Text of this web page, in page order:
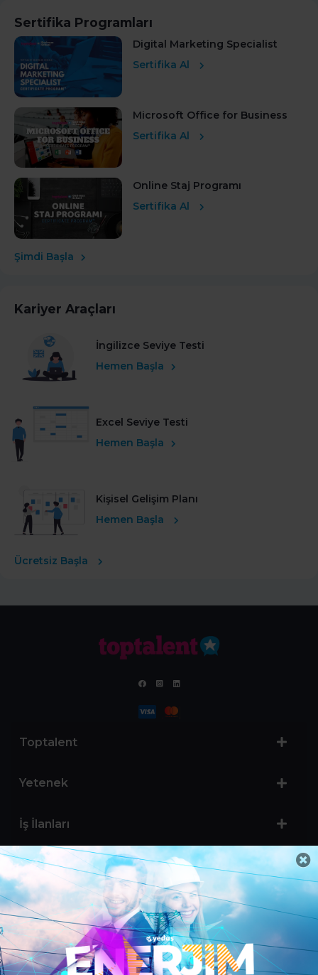
Sertifika Programları
Digital Marketing Specialist
Sertifika Al
Microsoft Office for Business
Sertifika Al
Online Staj Programı
Sertifika Al
Şimdi Başla
Kariyer Araçları
İngilizce Seviye Testi
Hemen Başla
Excel Seviye Testi
Hemen Başla
Kişisel Gelişim Planı
Hemen Başla
Ücretsiz Başla
Toptalent
Yetenek
İş İlanları
Sertifika Programları
Yetenek Testleri
İşveren